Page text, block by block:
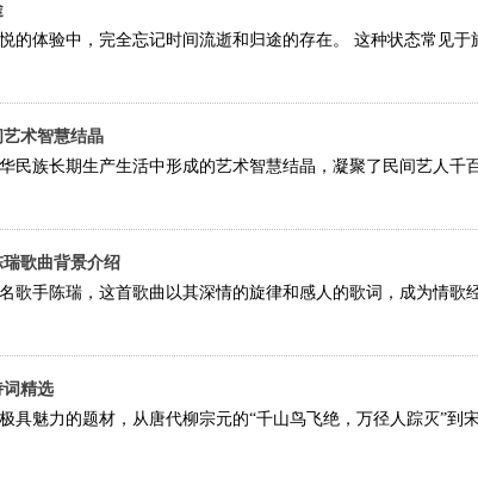
的体验中，完全忘记时间流逝和归途的存在。 这种状态常见于
术智慧结晶
民族长期生产生活中形成的艺术智慧结晶，凝聚了民间艺人千
歌曲背景介绍
歌手陈瑞，这首歌曲以其深情的旋律和感人的歌词，成为情歌
精选
具魅力的题材，从唐代柳宗元的“千山鸟飞绝，万径人踪灭”到